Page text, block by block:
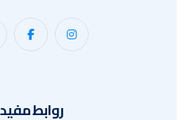
روابط